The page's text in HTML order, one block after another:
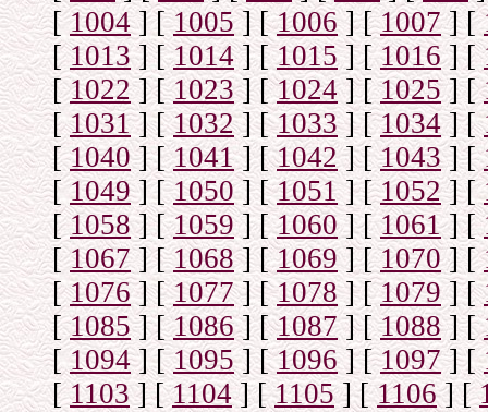
[1004] [1005] [1006 ] [1007] [
[1013] [1014] [1015] [1016] [
[1022] [1023] [1024] [1025] [
[1031] [1032] [1033] [1034] [
[1040] [1041] [1042] [1043] [
[1049] [1050] [1051] [1052] [
[1058] [1059] [1060] [1061] [
[1067] [1068] [1069] [1070] [
[1076] [1077] [1078] [1079] [
[1085] [1086] [1087] [1088] [
[ 1094] [1095] [1096] [1097] [
[1103] [1104] [1105] [1106] [